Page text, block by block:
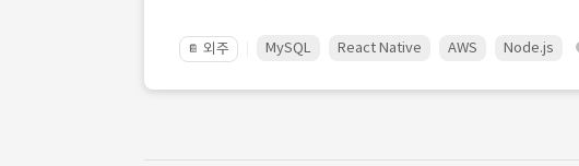
📔 외주 MySQL React Native AWS Node.js